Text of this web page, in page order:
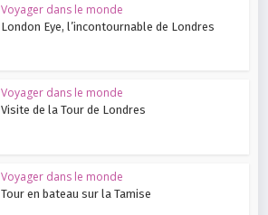
Voyager dans le monde
London Eye, l’incontournable de Londres
Voyager dans le monde
Visite de la Tour de Londres
Voyager dans le monde
Tour en bateau sur la Tamise